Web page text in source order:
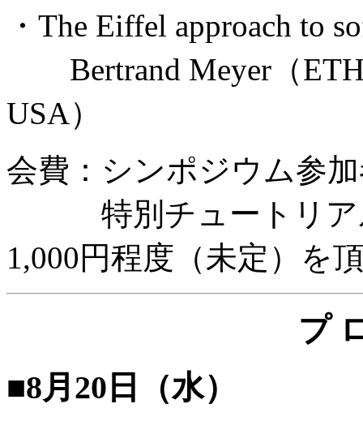
・The Eiffel approach to
Bertrand Meyer（ETH,
USA）
会費：シンポジウム参
特別チュートリアル
1,000円程度（未定）を
プ
■8月20日（水）